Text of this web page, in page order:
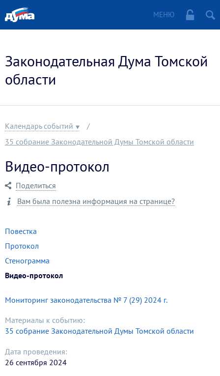
МЕНЮ
Законодательная Дума Томской
области
Календарь событий
35 собрание Законодательной Думы Томской области
Видео-протокол
Поделиться
Вам была полезна информация на странице?
Повестка
Протокол
Стенограмма
Видео-протокол
Мониторинг законодательства № 7 (29) 2024 г.
Материалы к событию:
35 собрание Законодательной Думы Томской области
Дата проведения:
26 сентября 2024